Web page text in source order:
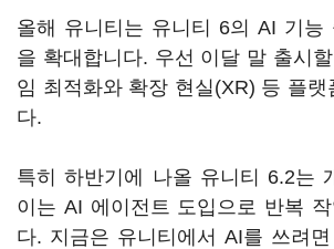
올해 유니티는 유니티 6의 AI 기능
을 확대합니다. 우선 이달 말 출시
임 최적화와 확장 현실(XR) 등 플랫
다.
특히 하반기에 나올 유니티 6.2는
이는 AI 에이전트 도입으로 반복 작
다. 지금은 유니티에서 AI를 쓰려